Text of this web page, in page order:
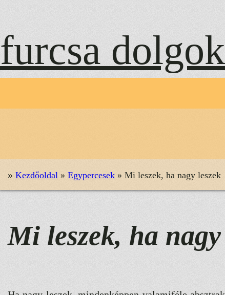
tartalomhoz
furcsa dolgok
» Kezdőoldal » Egypercesek » Mi leszek, ha nagy leszek
Mi leszek, ha nagy